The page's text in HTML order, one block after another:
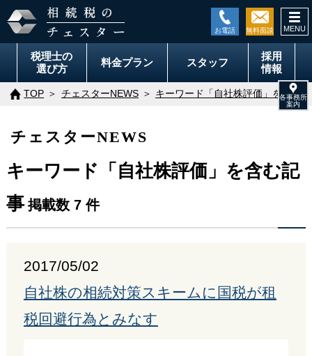
税理士の
選び方
料金プラン スタッフ
採用
情報
TOP チェスターNEWS キーワード「自社株評価」を含む
チェスターNEWS
キーワード「自社株評価」を含む記
事 掲載数 7 件
2017/05/02
自社株の相続対策スキームに国税が租
税回避行為とみなす